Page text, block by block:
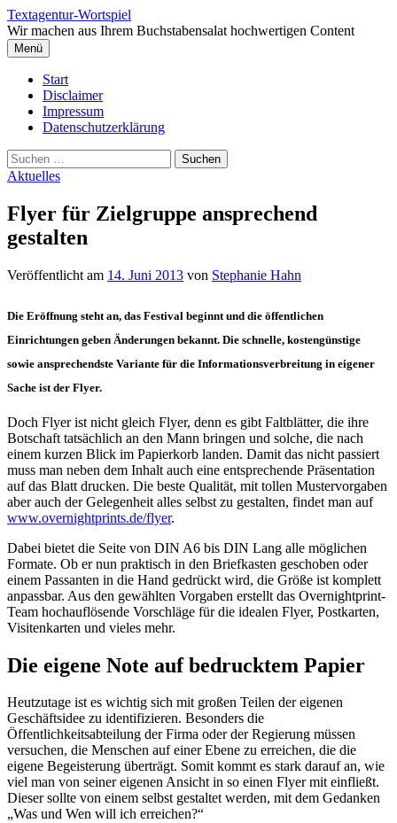
Springe
zum
Inhalt
Textagentur-Wortspiel
Wir machen aus Ihrem Buchstabensalat hochwertigen Content
Menü
Start
Disclaimer
Impressum
Datenschutzerklärung
Suchen
nach:
Aktuelles
Flyer für Zielgruppe ansprechend
gestalten
Veröffentlicht am 14. Juni 2013 von Stephanie Hahn
Die Eröffnung steht an, das Festival beginnt und die öffentlichen
Einrichtungen geben Änderungen bekannt. Die schnelle, kostengünstige
sowie ansprechendste Variante für die Informationsverbreitung in eigener
Sache ist der Flyer.
Doch Flyer ist nicht gleich Flyer, denn es gibt Faltblätter, die ihre
Botschaft tatsächlich an den Mann bringen und solche, die nach
einem kurzen Blick im Papierkorb landen. Damit das nicht passiert
muss man neben dem Inhalt auch eine entsprechende Präsentation
auf das Blatt drucken. Die beste Qualität, mit tollen Mustervorgaben
aber auch der Gelegenheit alles selbst zu gestalten, findet man auf
www.overnightprints.de/flyer.
Dabei bietet die Seite von DIN A6 bis DIN Lang alle möglichen
Formate. Ob er nun praktisch in den Briefkasten geschoben oder
einem Passanten in die Hand gedrückt wird, die Größe ist komplett
anpassbar. Aus den gewählten Vorgaben erstellt das Overnightprint-
Team hochauflösende Vorschläge für die idealen Flyer, Postkarten,
Visitenkarten und vieles mehr.
Die eigene Note auf bedrucktem Papier
Heutzutage ist es wichtig sich mit großen Teilen der eigenen
Geschäftsidee zu identifizieren. Besonders die
Öffentlichkeitsabteilung der Firma oder der Regierung müssen
versuchen, die Menschen auf einer Ebene zu erreichen, die die
eigene Begeisterung überträgt. Somit kommt es stark darauf an, wie
viel man von seiner eigenen Ansicht in so einen Flyer mit einfließt.
Dieser sollte von einem selbst gestaltet werden, mit dem Gedanken
„Was und Wen will ich erreichen?“